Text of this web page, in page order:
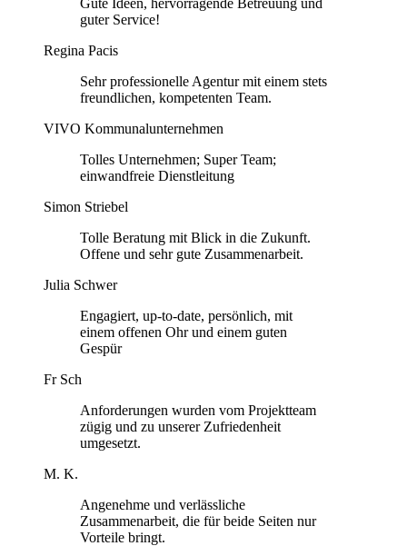
guter Service!
Regina Pacis
Sehr professionelle Agentur mit einem stets
freundlichen, kompetenten Team.
VIVO Kommunalunternehmen
Tolles Unternehmen; Super Team;
einwandfreie Dienstleitung
Simon Striebel
Tolle Beratung mit Blick in die Zukunft.
Offene und sehr gute Zusammenarbeit.
Julia Schwer
Engagiert, up-to-date, persönlich, mit
einem offenen Ohr und einem guten
Gespür
Fr Sch
Anforderungen wurden vom Projektteam
zügig und zu unserer Zufriedenheit
umgesetzt.
M. K.
Angenehme und verlässliche
Zusammenarbeit, die für beide Seiten nur
Vorteile bringt.